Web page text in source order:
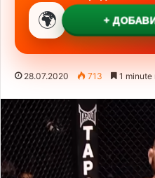
🌍 +
28.07.2020 713 1 minute